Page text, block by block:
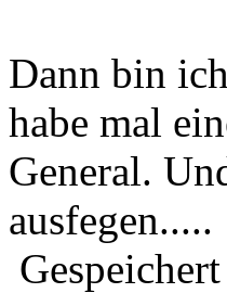
Dann bin
habe mal
General.
Gespeichert